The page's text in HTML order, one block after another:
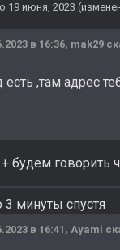
19 июня, 2023
в 16:36, mak29
,там адрес
+ будем говорить
минуты спустя
в 16:41, Ayami